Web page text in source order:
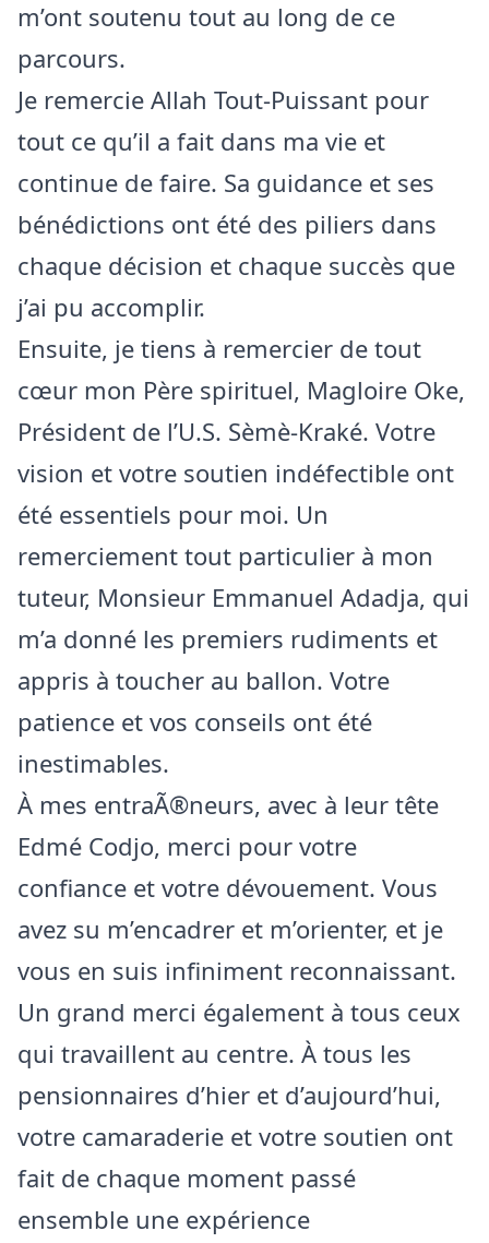
m’ont soutenu tout au long de ce
parcours.
Je remercie Allah Tout-Puissant pour
tout ce qu’il a fait dans ma vie et
continue de faire. Sa guidance et ses
bénédictions ont été des piliers dans
chaque décision et chaque succès que
j’ai pu accomplir.
Ensuite, je tiens à remercier de tout
cœur mon Père spirituel, Magloire Oke,
Président de l’U.S. Sèmè-Kraké. Votre
vision et votre soutien indéfectible ont
été essentiels pour moi. Un
remerciement tout particulier à mon
tuteur, Monsieur Emmanuel Adadja, qui
m’a donné les premiers rudiments et
appris à toucher au ballon. Votre
patience et vos conseils ont été
inestimables.
À mes entraÃ®neurs, avec à leur tête
Edmé Codjo, merci pour votre
confiance et votre dévouement. Vous
avez su m’encadrer et m’orienter, et je
vous en suis infiniment reconnaissant.
Un grand merci également à tous ceux
qui travaillent au centre. À tous les
pensionnaires d’hier et d’aujourd’hui,
votre camaraderie et votre soutien ont
fait de chaque moment passé
ensemble une expérience